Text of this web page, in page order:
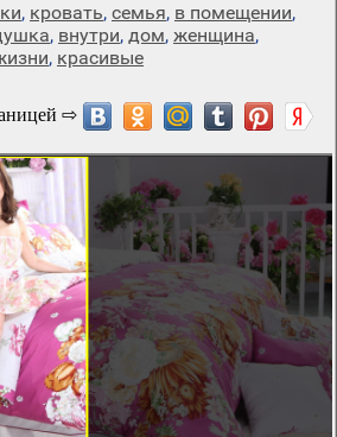
, кровать, семья, в помещении,
, внутри, дом, женщина,
, красивые